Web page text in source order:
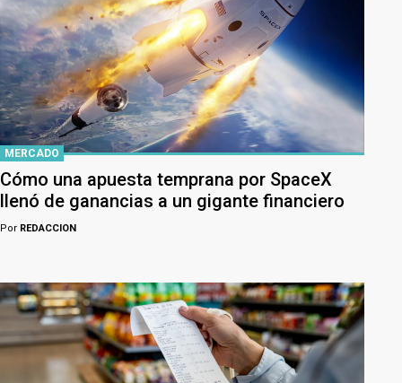
MERCADO
Cómo una apuesta temprana por SpaceX
llenó de ganancias a un gigante financiero
Por REDACCION